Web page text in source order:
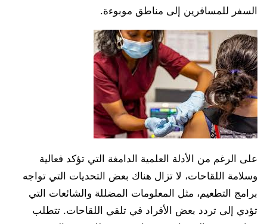
السفر للمسافرين إلى مناطق موبوءة.
على الرغم من الأدلة العلمية الدامغة التي تؤكد فعالية
وسلامة اللقاحات، لا تزال هناك بعض التحديات التي تواجه
برامج التطعيم، مثل المعلومات المضللة والشائعات التي
تؤدي إلى تردد بعض الأفراد في تلقي اللقاحات. تتطلب